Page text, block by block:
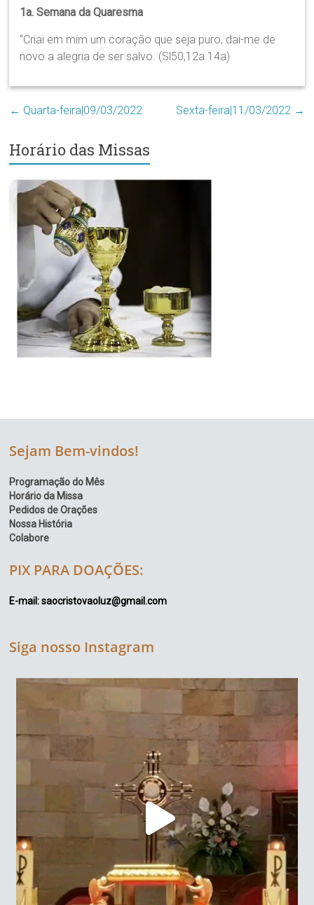
1a. Semana da Quaresma
“Criai em mim um coração que seja puro, dai-me de
novo a alegria de ser salvo. (Sl50,12a.14a)
← Quarta-feira|09/03/2022 Sexta-feira|11/03/2022 →
Horário das Missas
Sejam Bem-vindos!
Programação do Mês
Horário da Missa
Pedidos de Orações
Nossa História
Colabore
PIX PARA DOAÇÕES:
E-mail: saocristovaoluz@gmail.com
Siga nosso Instagram